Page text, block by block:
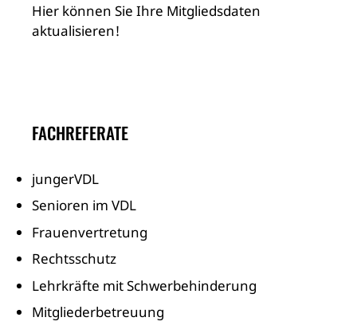
Hier können Sie Ihre Mitgliedsdaten
aktualisieren!
FACHREFERATE
jungerVDL
Senioren im VDL
Frauenvertretung
Rechtsschutz
Lehrkräfte mit Schwerbehinderung
Mitgliederbetreuung